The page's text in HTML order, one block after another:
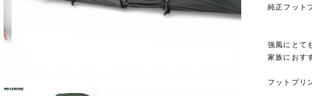
純正フット
強風にとて
家族におす
フットプリ